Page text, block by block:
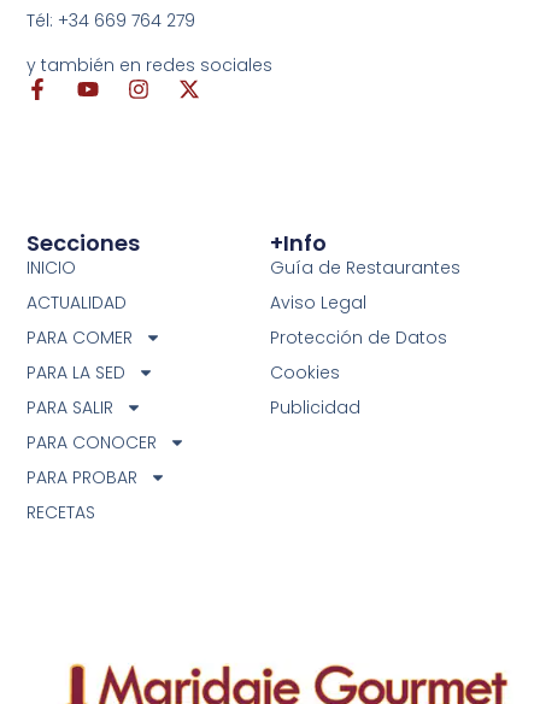
+info
Guía de Restaurantes
Aviso Legal
Protección de Datos
Cookies
Publicidad
Secciones
INICIO
ACTUALIDAD
PARA COMER
PARA LA SED
PARA SALIR
PARA CONOCER
PARA PROBAR
RECETAS
Tél: +34 669 764 279
y también en redes sociales